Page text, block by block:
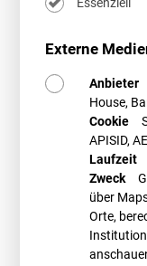
Windenergienutzung
weniger planungs- und
alle wichtigen
Planungsschritten der
gewonnene Wissen,
auch in den Gemeinden
Instrument bislang
Das Webinar wird
Informationen sowie
Externe
Anbieter
House,
Cookie
APISID,
Laufzeit
Zweck
über
Orte,